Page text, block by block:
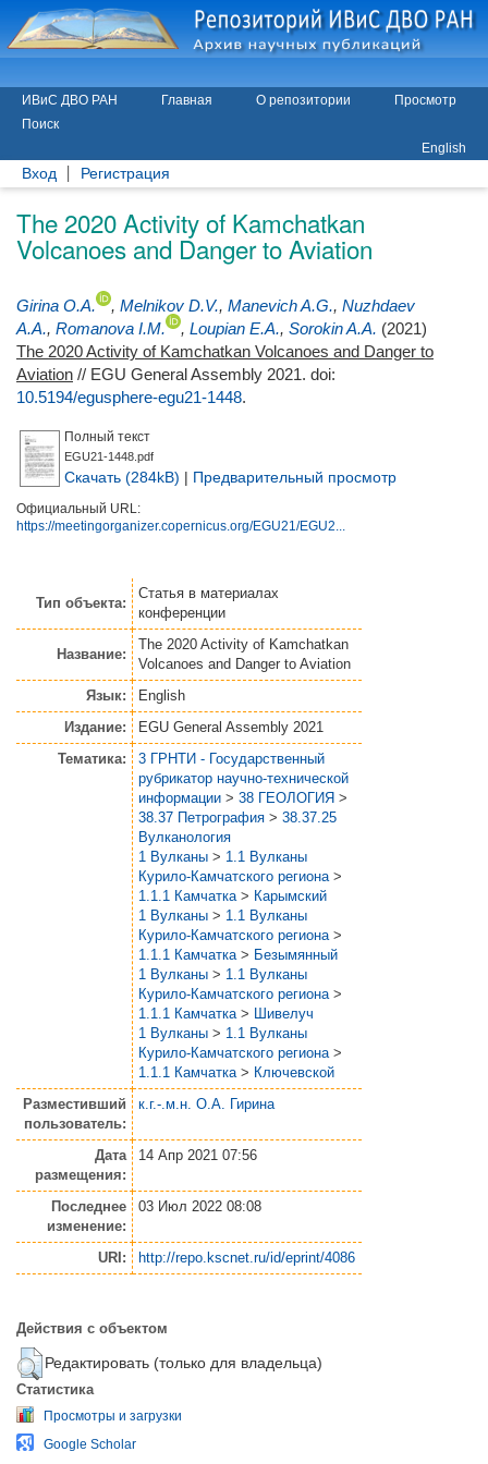
ИВиС ДВО РАН Главная О репозитории
Просмотр
Поиск
English
Вход Регистрация
The 2020 Activity of Kamchatkan
Volcanoes and Danger to Aviation
Girina O.A. , Melnikov D.V., Manevich A.G., Nuzhdaev
A.A., Romanova I.M. , Loupian E.A., Sorokin A.A. (2021)
The 2020 Activity of Kamchatkan Volcanoes and Danger to
Aviation // EGU General Assembly 2021. doi:
10.5194/egusphere-egu21-1448.
Полный текст
EGU21-1448.pdf
Скачать (284kB) | Предварительный просмотр
Официальный URL:
https://meetingorganizer.copernicus.org/EGU21/EGU2...
Тип объекта:
Статья в материалах
конференции
Название:
The 2020 Activity of Kamchatkan
Volcanoes and Danger to Aviation
Язык:
English
Издание:
EGU General Assembly 2021
Тематика:
3 ГРНТИ - Государственный
рубрикатор научно-технической
информации > 38 ГЕОЛОГИЯ >
38.37 Петрография > 38.37.25
Вулканология
1 Вулканы > 1.1 Вулканы
Курило-Камчатского региона >
1.1.1 Камчатка > Карымский
1 Вулканы > 1.1 Вулканы
Курило-Камчатского региона >
1.1.1 Камчатка > Безымянный
1 Вулканы > 1.1 Вулканы
Курило-Камчатского региона >
1.1.1 Камчатка > Шивелуч
1 Вулканы > 1.1 Вулканы
Курило-Камчатского региона >
1.1.1 Камчатка > Ключевской
Разместивший
пользователь:
к.г.-.м.н. О.А. Гирина
Дата
размещения:
14 Апр 2021 07:56
Последнее
изменение:
03 Июл 2022 08:08
URI: http://repo.kscnet.ru/id/eprint/4086
Действия с объектом
Редактировать (только для владельца)
Статистика
Просмотры и загрузки
Google Scholar